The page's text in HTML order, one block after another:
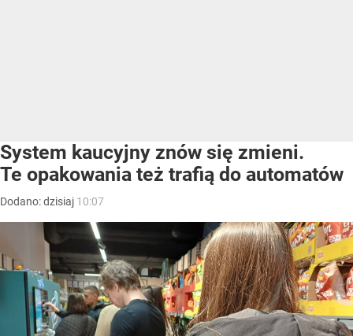
System kaucyjny znów się zmieni.
Te opakowania też trafią do automatów
Dodano:dzisiaj 10:07